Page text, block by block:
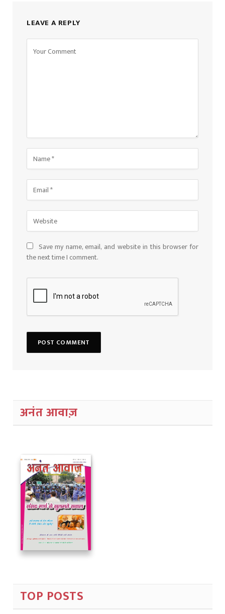
LEAVE A REPLY
Save my name, email, and website in this browser for
the next time I comment.
अनंत आवाज़
TOP POSTS